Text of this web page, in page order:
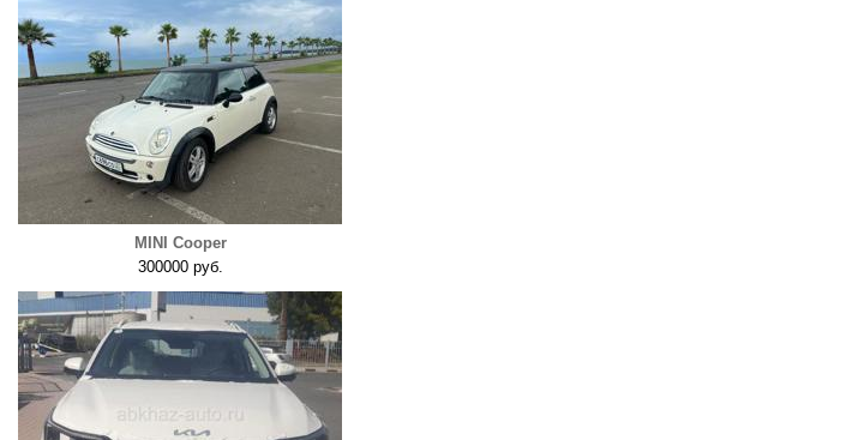
MINI Cooper
300000 руб.